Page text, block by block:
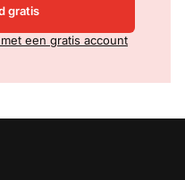
gratis
een gratis account